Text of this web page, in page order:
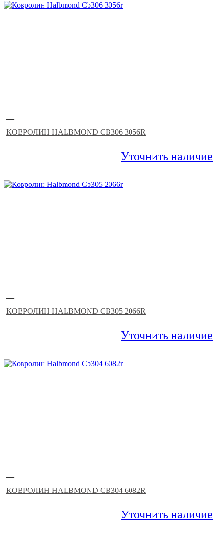
—
КОВРОЛИН HALBMOND CB306 3056R
Уточнить наличие
—
КОВРОЛИН HALBMOND CB305 2066R
Уточнить наличие
—
КОВРОЛИН HALBMOND CB304 6082R
Уточнить наличие